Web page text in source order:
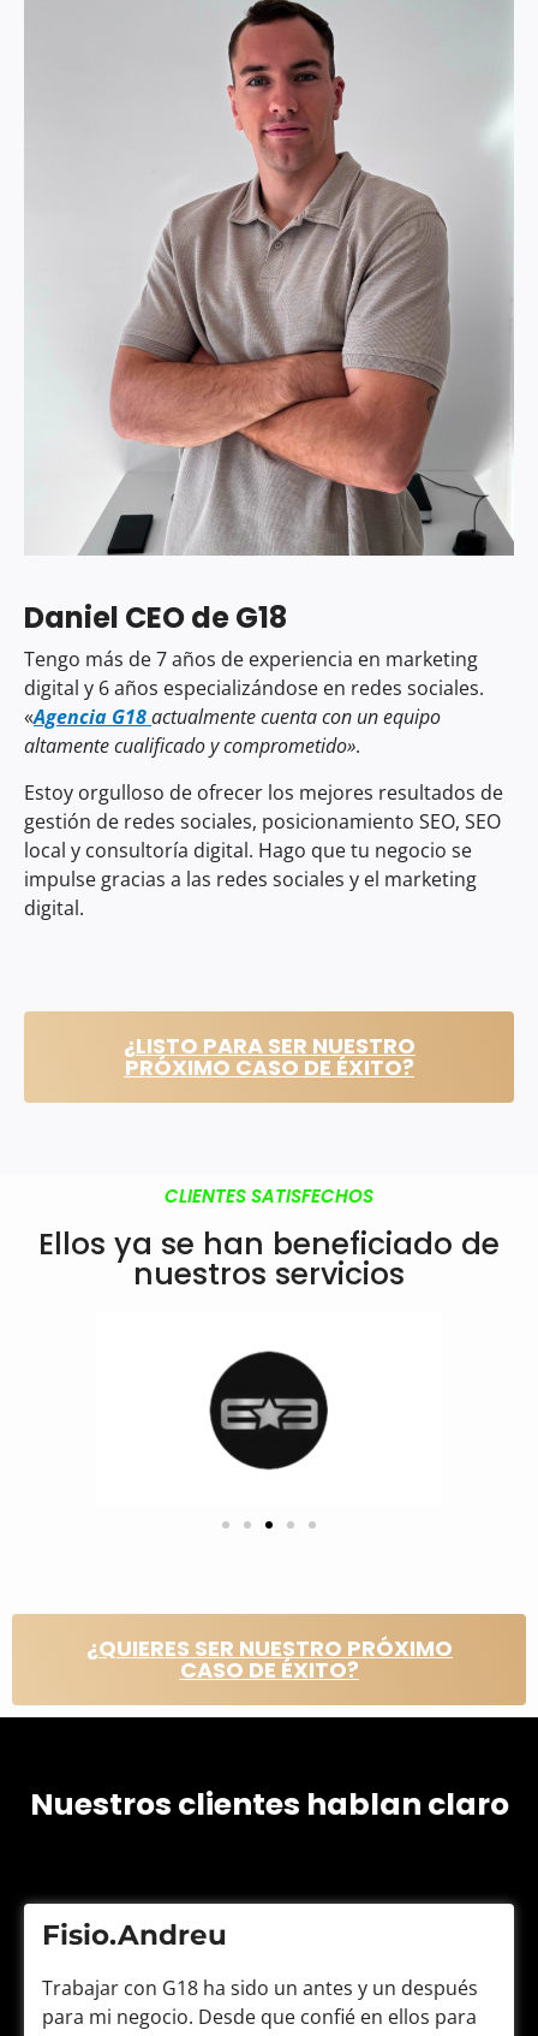
Daniel CEO deG18
Tengo más de 7 años de experiencia en marketing
digital y 6 años especializándose en redes sociales.
«Agencia G18actualmente cuenta con un equipo
altamente cualificado y comprometido».
Estoy orgulloso de ofrecer los mejores resultados de
gestión de redes sociales, posicionamiento SEO, SEO
local y consultoría digital. Hago que tu negocio se
impulse gracias a las redes sociales y el marketing
digital.
¿LISTO PARA SER NUESTRO
PRÓXIMO CASO DE ÉXITO?
CLIENTES SATISFECHOS
Ellos ya se han beneficiado de
nuestros servicios
¿QUIERES SER NUESTRO PRÓXIMO
CASO DE ÉXITO?
Nuestros clientes hablan claro
Fisio.Andreu
Trabajar con G18 ha sido un antes y un después
para mi negocio. Desde que confié en ellos para